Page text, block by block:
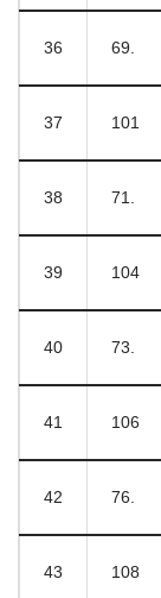
36 69.
37 101
38 71.
39 104
40 73.
41 106
42 76.
43 108